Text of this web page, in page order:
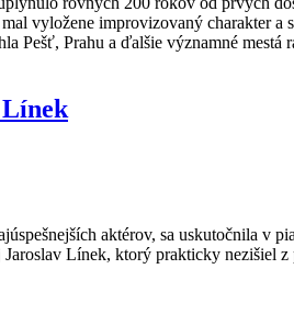
vyložene improvizovaný charakter
Pešť, Prahu a ďalšie významné mestá
Línek
aktérov, sa uskutočnila
Línek, ktorý prakticky